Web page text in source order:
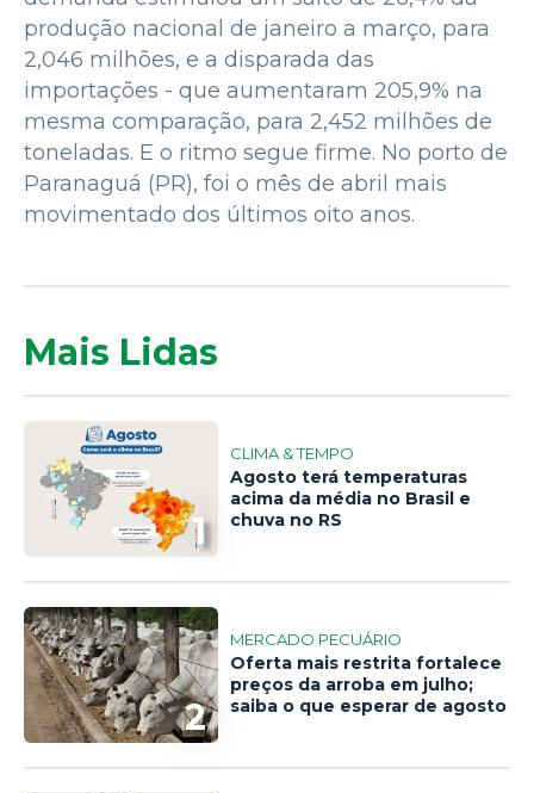
produção nacional de janeiro a março, para
2,046 milhões, e a disparada das
importações - que aumentaram 205,9% na
mesma comparação, para 2,452 milhões de
toneladas. E o ritmo segue firme. No porto de
Paranaguá (PR), foi o mês de abril mais
movimentado dos últimos oito anos.
Mais Lidas
1
CLIMA & TEMPO
Agosto terá temperaturas
acima da média no Brasil e
chuva no RS
2
MERCADO PECUÁRIO
Oferta mais restrita fortalece
preços da arroba em julho;
saiba o que esperar de agosto